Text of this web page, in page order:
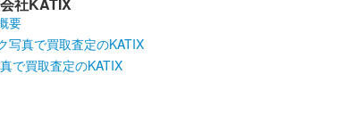
社KATIX
要
写真で買取査定のKATIX
で買取査定のKATIX